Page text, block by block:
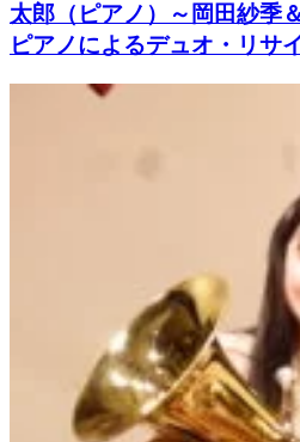
太郎（ピアノ）～岡田紗季
ピアノによるデュオ・リサ